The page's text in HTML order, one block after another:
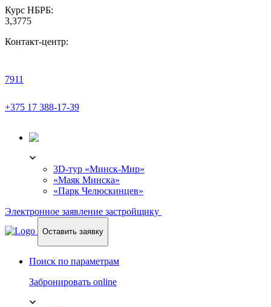
Курс НБРБ:
3,3775
Контакт-центр:
7911
+375 17 388-17-39
3D-тур «Минск-Мир»
«Маяк Минска»
«Парк Челюскинцев»
Электронное заявление застройщику
Оставить заявку
Поиск по параметрам
Забронировать online